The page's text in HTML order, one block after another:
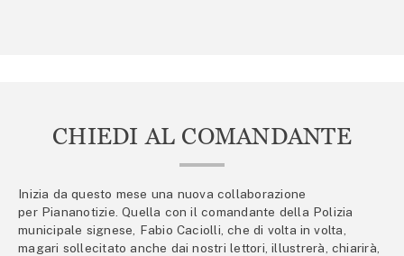
CHIEDI AL COMANDANTE
Inizia da questo mese una nuova collaborazione
per Piananotizie. Quella con il comandante della Polizia
municipale signese, Fabio Caciolli, che di volta in volta,
magari sollecitato anche dai nostri lettori, illustrerà, chiarirà,